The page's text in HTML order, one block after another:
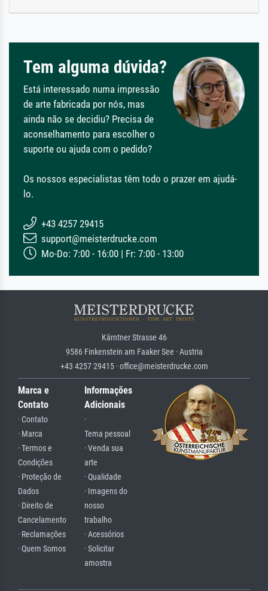
Tem alguma dúvida?
Está interessado numa impressão
de arte fabricada por nós, mas
ainda não se decidiu? Precisa de
aconselhamento para escolher o
suporte ou ajuda com o pedido?
Os nossos especialistas têm todo o prazer em ajudá-
lo.
+43 4257 29415
support@meisterdrucke.com
Mo-Do: 7:00 - 16:00 | Fr: 7:00 - 13:00
Kärntner Strasse 46
9586 Finkenstein am Faaker See · Austria
+43 4257 29415 · office@meisterdrucke.com
Marca e
Contato
· Contato
· Marca
· Termos e
Condições
· Proteção de
Dados
· Direito de
Cancelamento
· Reclamações
· Quem Somos
Informações
Adicionais
·
Tema pessoal
· Venda sua
arte
· Qualidade
· Imagens do
nosso
trabalho
· Acessórios
· Solicitar
amostra